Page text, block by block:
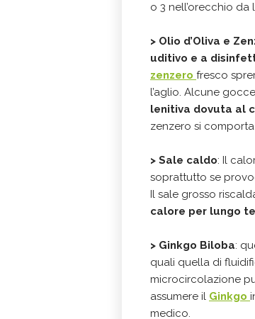
o 3 nell’orecchio
> Olio d’Oliva e
uditivo e a
zenzero fresco
l’aglio. Alcune
lenitiva dovuta al
zenzero si
> Sale caldo: Il
soprattutto se
Il sale grosso
calore per lungo
> Ginkgo Biloba:
quali quella di
microcircolazione
assumere il Ginkgo
medico.